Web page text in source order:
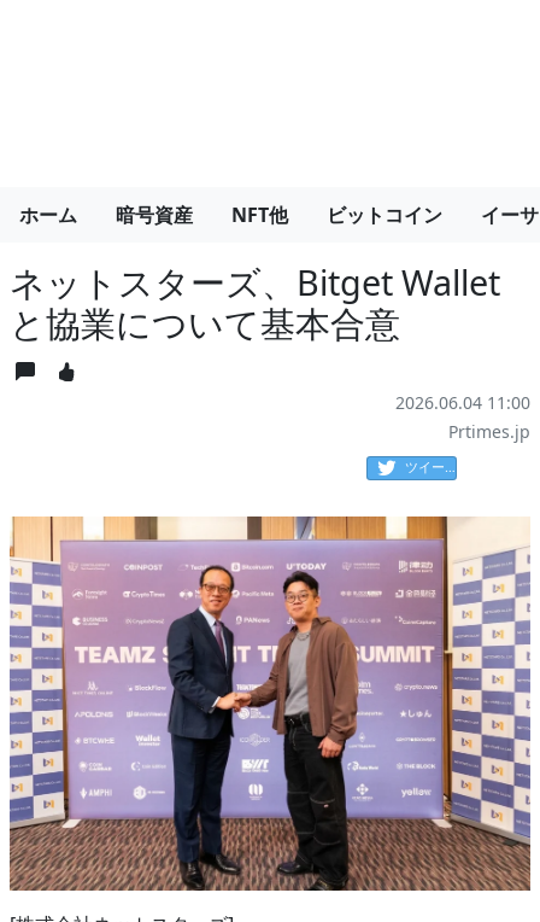
ホーム 暗号資産 NFT他 ビットコイン イー
ネットスターズ、Bitget Wallet
と協業について基本合意
2026.06.04 11:00
Prtimes.jp
ツイート